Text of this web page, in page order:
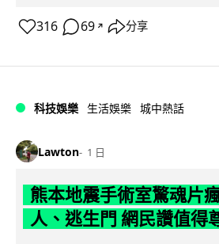
316 69 ↗ 分享
科技娛樂 生活娛樂 城中熱話
Lawton 1 日
熊本地震手術室驚魂片
人、逃生門 網民讚值得